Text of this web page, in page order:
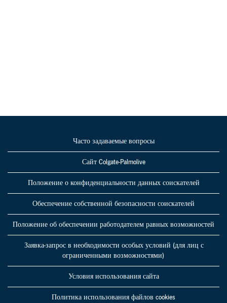
Часто задаваемые вопросы
Сайт Colgate-Palmolive
Положение о конфиденциальности данных соискателей
Обеспечение собственной безопасности соискателей
Положение об обеспечении работодателем равных возможностей
Заявка-запрос в необходимости особых условий (для лиц с
ограниченными возможностями)
Условия использования сайта
Политика использования файлов cookies